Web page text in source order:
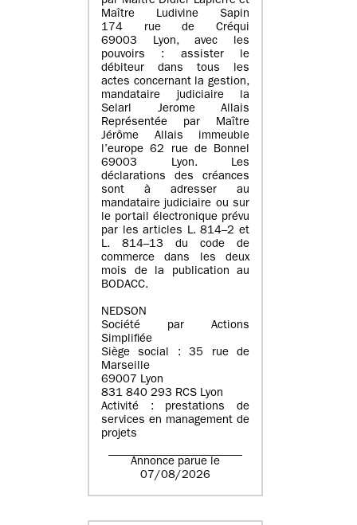
Maître Ludivine Sapin
174 rue de Créqui
69003 Lyon, avec les
pouvoirs : assister le
débiteur dans tous les
actes concernant la gestion,
mandataire judiciaire la
Selarl Jerome Allais
Représentée par Maître
Jérôme Allais immeuble
l’europe 62 rue de Bonnel
69003 Lyon. Les
déclarations des créances
sont à adresser au
mandataire judiciaire ou sur
le portail électronique prévu
par les articles L. 814–2 et
L. 814–13 du code de
commerce dans les deux
mois de la publication au
BODACC.
NEDSON
Société par Actions
Simplifiée
Siège social : 35 rue de
Marseille
69007 Lyon
831 840 293 RCS Lyon
Activité : prestations de
services en management de
projets
Annonce parue le
07/08/2026